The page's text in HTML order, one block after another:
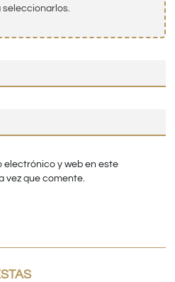
seleccionarlos.
electrónico y web en este
vez que comente.